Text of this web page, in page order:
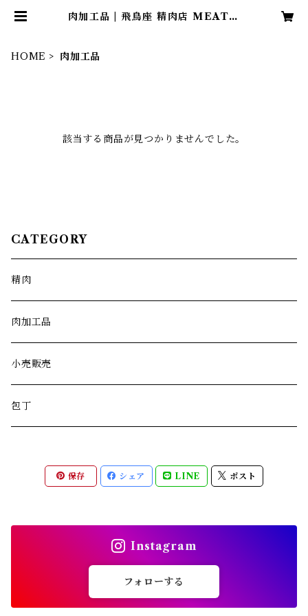
肉加工品 | 飛鳥座 精肉店 MEAT S
HOME 肉加工品
該当する商品が見つかりませんでした。
CATEGORY
精肉
肉加工品
小売販売
包丁
保存 シェア LINE ポスト
Instagram
フォローする